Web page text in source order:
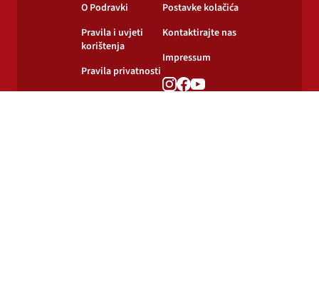
O Podravki
Pravila i uvjeti
korištenja
Pravila privatnosti
Postavke kolačića
Kontaktirajte nas
Impressum